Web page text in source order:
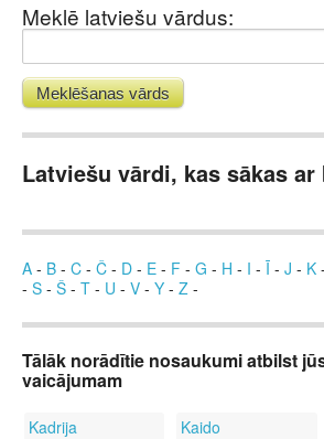
Meklē latviešu vārdus:
Latviešu vārdi, kas sākas ar
A - B - C - Č - D - E - F - G - H - I - Ī - J - K -
- S - Š - T - U - V - Y - Z -
Tālāk norādītie nosaukumi atbilst
vaicājumam
Kadrija Kaido